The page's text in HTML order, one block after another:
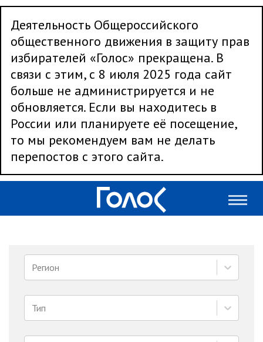
Деятельность Общероссийского
общественного движения в защиту прав
избирателей «Голос» прекращена. В
связи с этим, с 8 июля 2025 года сайт
больше не администрируется и не
обновляется. Если вы находитесь в
России или планируете её посещение,
то мы рекомендуем вам не делать
перепостов с этого сайта.
Регион
Тип